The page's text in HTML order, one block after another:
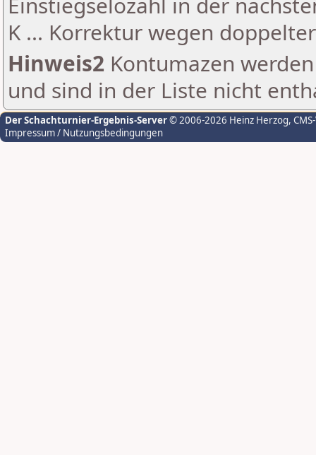
K ... Korrektur wegen
Hinweis2 Kontumazen
und sind in der Liste nicht
Der Schachturnier-Ergebnis-Server© 2006-2026 Heinz Herzog,
Impressum / Nutzungsbedingungen